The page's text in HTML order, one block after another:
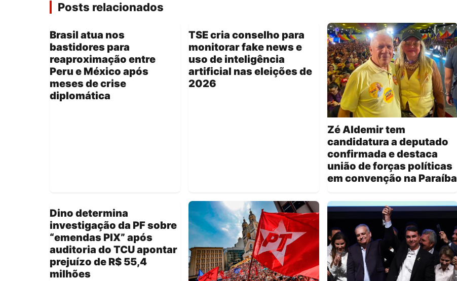
Posts relacionados
Brasil atua nos
bastidores para
reaproximação entre
Peru e México após
meses de crise
diplomática
TSE cria conselho para
monitorar fake news e
uso de inteligência
artificial nas eleições de
2026
Zé Aldemir tem
candidatura a deputado
confirmada e destaca
união de forças políticas
em convenção na Paraíba
Dino determina
investigação da PF sobre
“emendas PIX” após
auditoria do TCU apontar
prejuízo de R$ 55,4
milhões